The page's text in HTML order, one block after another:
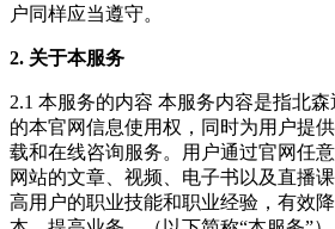
户同样应当遵守。
2. 关于本服务
2.1 本服务的内容 本服务内容是指北
的本官网信息使用权，同时为用户提
载和在线咨询服务。用户通过官网任
网站的文章、视频、电子书以及直播
高用户的职业技能和职业经验，有效